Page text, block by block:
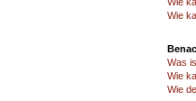
Wie
Was
Wie
Wie